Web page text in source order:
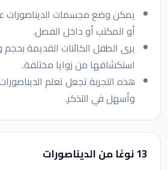
يمكن وضع مجسمات الديناصورات
أو المكتب أو داخل الفصل.
يرى الطفل الكائنات القديمة
استكشافها من زوايا مختلفة.
هذه التجربة تجعل تعلم
وأسهل في التذكر.
13 نوعًا من الديناصورات